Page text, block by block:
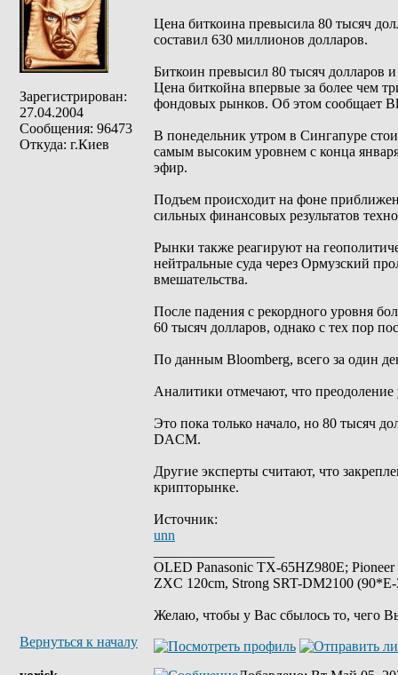
Зарегистрирован:
27.04.2004
Сообщения: 96473
Откуда: г.Киев
Цена биткоина превысила 80 тысяч
составил 630 миллионов долларов.
Биткоин превысил 80 тысяч долларов
Цена биткойна впервые за более чем
фондовых рынков. Об этом сообщает
В понедельник утром в Сингапуре
самым высоким уровнем с конца
эфир.
Подъем происходит на фоне
сильных финансовых результатов
Рынки также реагируют на
нейтральные суда через Ормузский
вмешательства.
После падения с рекордного уровня
60 тысяч долларов, однако с тех пор
По данным Bloomberg, всего за один
Аналитики отмечают, что преодоление
Это пока только начало, но 80 тысяч
DACM.
Другие эксперты считают, что
крипторынке.
Источник:
unn
OLED Panasonic TX-65HZ980E;
ZXC 120cm, Strong SRT-DM2100
Желаю, чтобы у Вас сбылось то, чего
Вернуться к началу